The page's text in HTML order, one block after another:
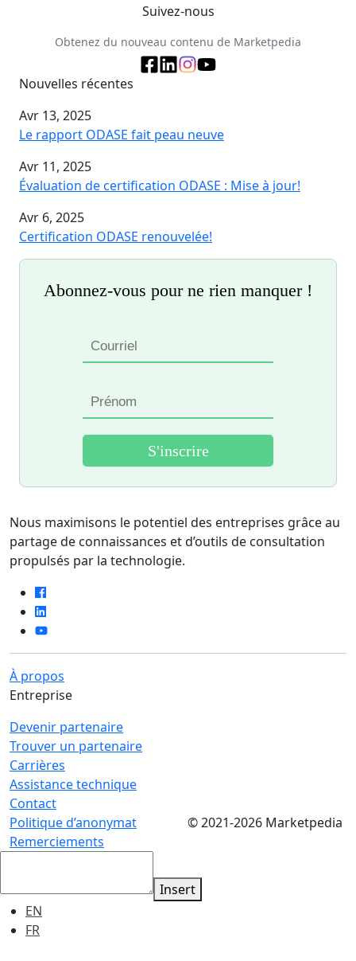
Suivez-nous
Obtenez du nouveau contenu de Marketpedia
Nouvelles récentes
Avr 13, 2025
Le rapport ODASE fait peau neuve
Avr 11, 2025
Évaluation de certification ODASE : Mise à jour!
Avr 6, 2025
Certification ODASE renouvelée!
Abonnez-vous pour ne rien manquer !
Nous maximisons le potentiel des entreprises grâce au
partage de connaissances et d’outils de consultation
propulsés par la technologie.
À propos
Entreprise
Devenir partenaire
Trouver un partenaire
Carrières
Assistance technique
Contact
Politique d’anonymat
Remerciements
© 2021-2026 Marketpedia
Insert
EN
FR